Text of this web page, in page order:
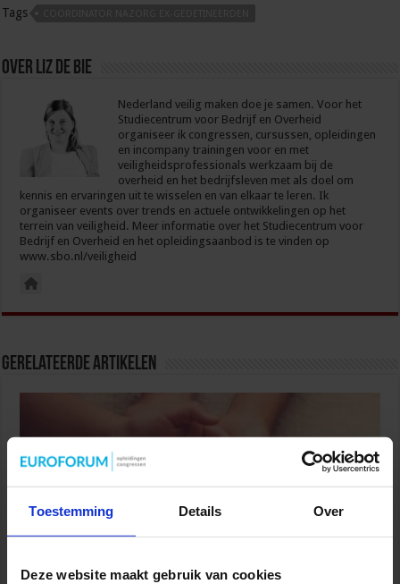
Toestemming Details Over
Deze website maakt gebruik van cookies
Tags
Over Liz de Bie
Nederland veilig maken doe je samen. Voor het
Studiecentrum voor Bedrijf en Overheid
organiseer ik congressen, cursussen, opleidingen
en incompany trainingen voor en met
veiligheidsprofessionals werkzaam bij de
overheid en het bedrijfsleven met als doel om
kennis en ervaringen uit te wisselen en van elkaar te leren. Ik
organiseer events over trends en actuele ontwikkelingen op het
terrein van veiligheid. Meer informatie over het Studiecentrum voor
Bedrijf en Overheid en het opleidingsaanbod is te vinden op
www.sbo.nl/veiligheid
Gerelateerde Artikelen